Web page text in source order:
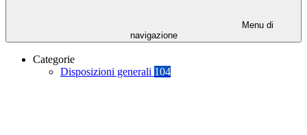
Menu di
navigazione
Categorie
Disposizioni generali 104